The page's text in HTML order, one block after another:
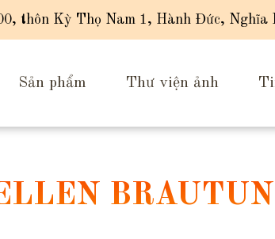
thôn Kỳ Thọ Nam 1, Hành Đức, Nghĩa
Sản phẩm Thư viện ảnh